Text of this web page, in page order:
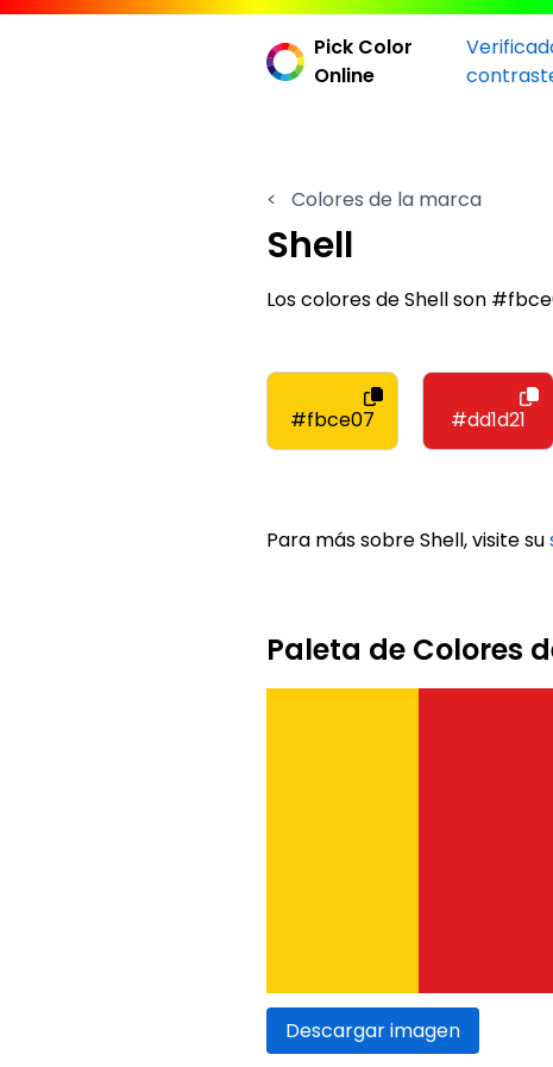
Pick Color
Online
< Colores de la marca
Shell
Los colores de Shell son
#fbce07 #dd1d21
Para más sobre Shell, visite su
Paleta de Colores
Descargar imagen